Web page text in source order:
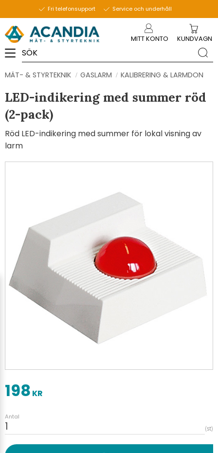
Fri telefonsupport Service och underhåll
MITT KONTO KUNDVAGN
MÄT- & STYRTEKNIK GASLARM KALIBRERING & LARMDON
LED-indikering med summer röd
(2-pack)
Röd LED-indikering med summer för lokal visning av
larm
198 KR
Antal
st